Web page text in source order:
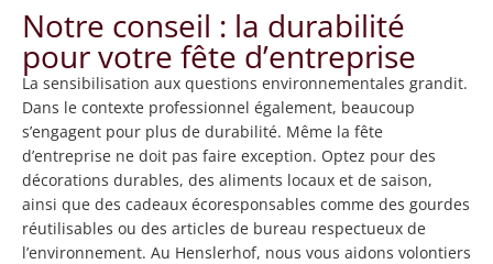
Notre conseil : la durabilité
pour votre fête d’entreprise
La sensibilisation aux questions environnementales grandit.
Dans le contexte professionnel également, beaucoup
s’engagent pour plus de durabilité. Même la fête
d’entreprise ne doit pas faire exception. Optez pour des
décorations durables, des aliments locaux et de saison,
ainsi que des cadeaux écoresponsables comme des gourdes
réutilisables ou des articles de bureau respectueux de
l’environnement. Au Henslerhof, nous vous aidons volontiers